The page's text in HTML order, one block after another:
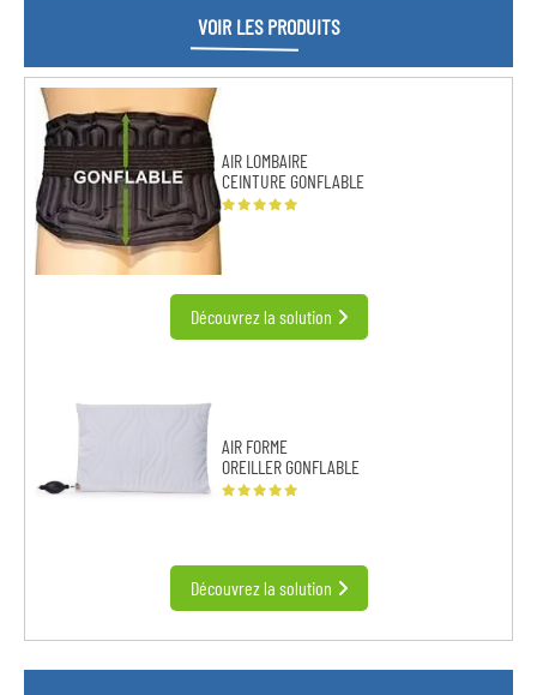
VOIR LES PRODUITS
AIR LOMBAIRE
CEINTURE GONFLABLE
Découvrez la solution
AIR FORME
OREILLER GONFLABLE
Découvrez la solution